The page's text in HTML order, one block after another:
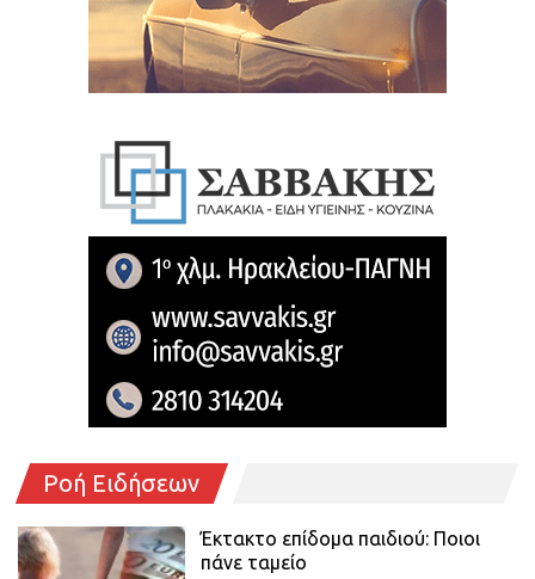
Ροή Ειδήσεων
Έκτακτο επίδομα παιδιού: Ποιοι
πάνε ταμείο